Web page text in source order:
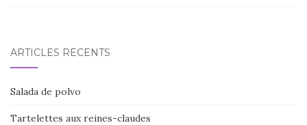
ARTICLES RÉCENTS
Salada de polvo
Tartelettes aux reines-claudes